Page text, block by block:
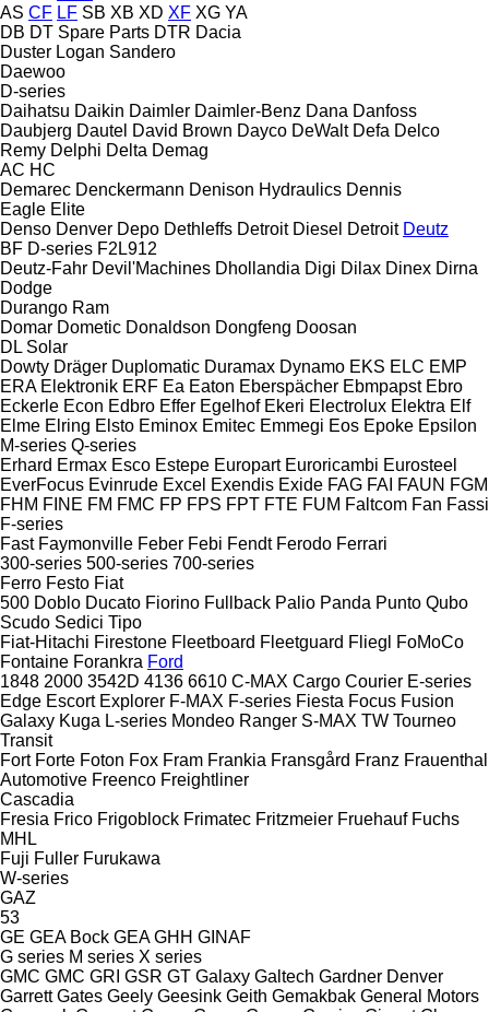
AS CF LF SB XB XD XF XG YA
DB DT Spare Parts DTR Dacia
Duster Logan Sandero
Daewoo
D-series
Daihatsu Daikin Daimler Daimler-Benz Dana Danfoss
Daubjerg Dautel David Brown Dayco DeWalt Defa Delco
Remy Delphi Delta Demag
AC HC
Demarec Denckermann Denison Hydraulics Dennis
Eagle Elite
Denso Denver Depo Dethleffs Detroit Diesel Detroit Deutz
BF D-series F2L912
Deutz-Fahr Devil'Machines Dhollandia Digi Dilax Dinex Dirna
Dodge
Durango Ram
Domar Dometic Donaldson Dongfeng Doosan
DL Solar
Dowty Dräger Duplomatic Duramax Dynamo EKS ELC EMP
ERA Elektronik ERF Ea Eaton Eberspächer Ebmpapst Ebro
Eckerle Econ Edbro Effer Egelhof Ekeri Electrolux Elektra Elf
Elme Elring Elsto Eminox Emitec Emmegi Eos Epoke Epsilon
M-series Q-series
Erhard Ermax Esco Estepe Europart Euroricambi Eurosteel
EverFocus Evinrude Excel Exendis Exide FAG FAI FAUN FGM
FHM FINE FM FMC FP FPS FPT FTE FUM Faltcom Fan Fassi
F-series
Fast Faymonville Feber Febi Fendt Ferodo Ferrari
300-series 500-series 700-series
Ferro Festo Fiat
500 Doblo Ducato Fiorino Fullback Palio Panda Punto Qubo
Scudo Sedici Tipo
Fiat-Hitachi Firestone Fleetboard Fleetguard Fliegl
FoMoCo
Fontaine Forankra Ford
1848 2000 3542D 4136 6610 C-MAX Cargo Courier E-series
Edge Escort Explorer F-MAX F-series Fiesta Focus Fusion
Galaxy Kuga L-series Mondeo Ranger S-MAX TW Tourneo
Transit
Fort Forte Foton Fox Fram Frankia Fransgård Franz Frauenthal
Automotive Freenco Freightliner
Cascadia
Fresia Frico Frigoblock Frimatec Fritzmeier Fruehauf Fuchs
MHL
Fuji Fuller Furukawa
W-series
GAZ
53
GE GEA Bock GEA GHH GINAF
G series M series X series
GMC GMC GRI GSR GT Galaxy Galtech Gardner Denver
Garrett Gates Geely Geesink Geith Gemakbak General Motors